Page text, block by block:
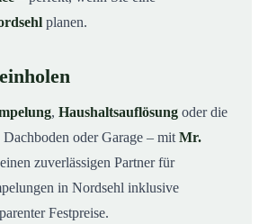
planen.
, Haushaltsauflösung oder die
oder Garage – mit Mr.
zuverlässigen Partner für
in Nordsehl inklusive
Festpreise.